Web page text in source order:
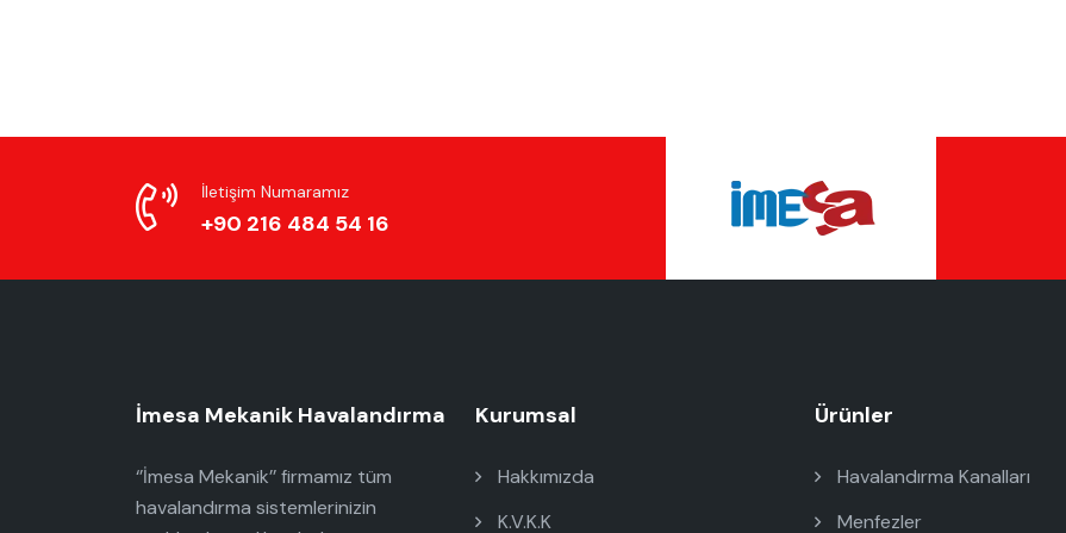
İletişim Numaramız
+90 216 484 54 16
İmesa Mekanik Havalandırma
‘’İmesa Mekanik’’ firmamız tüm
havalandırma sistemlerinizin
Kurumsal
Hakkımızda
K.V.K.K
Ürünler
Havalandırma Kanalları
Menfezler